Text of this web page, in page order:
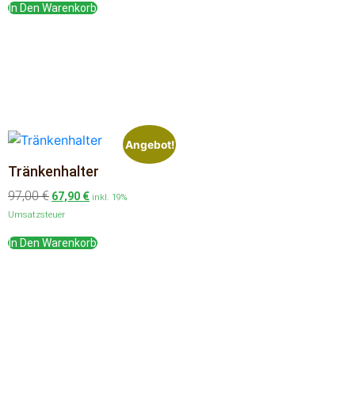
In Den Warenkorb
Angebot!
Tränkenhalter
97,00€ 67,90 € inkl. 19%
Umsatzsteuer
In Den Warenkorb